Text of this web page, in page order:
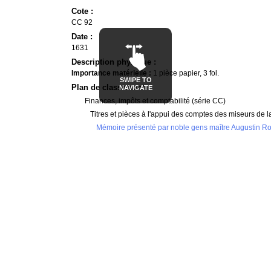
Cote :
CC 92
Date :
1631
Description physique :
Importance matérielle : 1 pièce papier, 3 fol.
Plan de classement
Finances, impôts et comptabilité (série CC)
Titres et pièces à l'appui des comptes des miseurs de
Mémoire présenté par noble gens maître Augustin
SWIPE TO
NAVIGATE